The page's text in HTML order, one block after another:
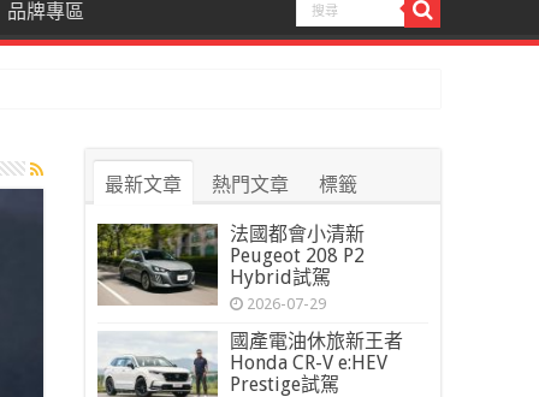
品牌專區
最新文章 熱門文章 標籤
法國都會小清新
Peugeot 208 P2
Hybrid試駕
2026-07-29
國產電油休旅新王者
Honda CR-V e:HEV
Prestige試駕